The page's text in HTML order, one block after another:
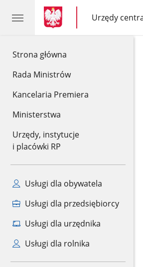
Strona główna
Rada Ministrów
Kancelaria Premiera
Ministerstwa
Urzędy, instytucje
i placówki RP
Usługi dla obywatela
Usługi dla przedsiębiorcy
Usługi dla urzędnika
Usługi dla rolnika
gov.pl
gov.pl
Urzędy
gov.pl
Urzędy
centralne